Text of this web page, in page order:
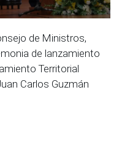
de Ministros,
de lanzamiento
Territorial
Carlos Guzmán